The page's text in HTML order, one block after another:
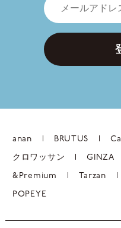
anan BRUTUS
クロワッサン GINZA
&Premium Tarzan
POPEYE